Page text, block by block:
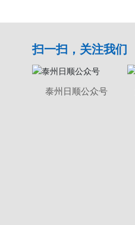
扫一扫，关注我们
泰州日顺公众号